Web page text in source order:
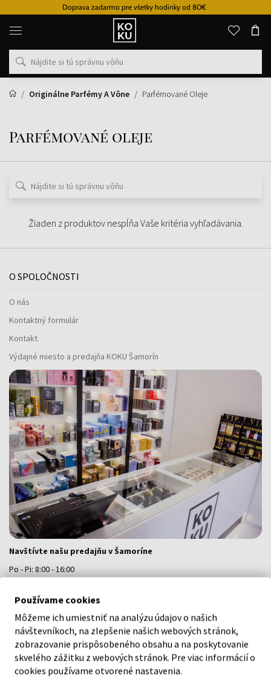
Doprava zadarmo pre všetky hodinky od 80€
Originálne
parfémy
hodinky
na
mieste
Originálne Parfémy A Vône
Parfémované Oleje
Parfémované oleje
Žiaden z produktov nespĺňa Vaše kritéria vyhľadávania.
O SPOLOČNOSTI
O nás
Kontaktný formulár
Kontakt
Výdajné miesto a predajňa KOKU Šamorín
Navštívte našu predajňu v Šamoríne
Po - Pi: 8:00 - 16:00
VŠETKO O NÁKUPE
Vernostný systém
Všeobecné obchodné podmienky
Používame cookies
Môžeme ich umiestniť na analýzu údajov o našich
návštevníkoch, na zlepšenie našich webových stránok,
zobrazovanie prispôsobeného obsahu a na poskytovanie
skvelého zážitku z webových stránok. Pre viac informácií o
cookies používame otvorené nastavenia.